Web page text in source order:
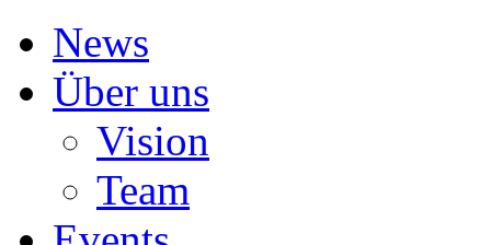
News
Über uns
Vision
Team